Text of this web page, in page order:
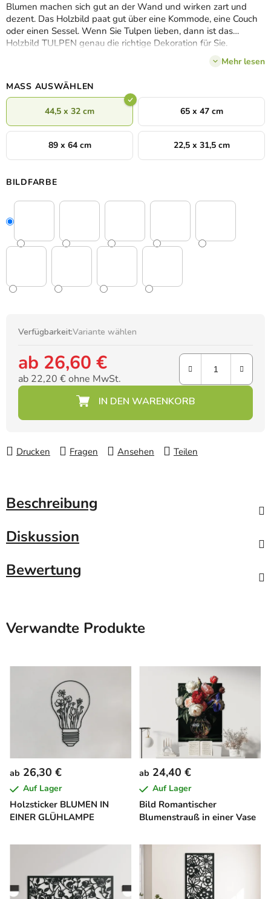
Blumen machen sich gut an der Wand und wirken zart und
dezent. Das Holzbild paat gut über eine Kommode, eine Couch
oder einen Sessel. Wenn Sie Tulpen lieben, dann ist das
Holzbild TULPEN genau die richtige Dekoration für Sie.
Verleihen Sie Ihrem Zuhause eine moderne und einzigartige
Mehr lesen
MASS AUSWÄHLEN
44,5 x 32 cm 65 x 47 cm
89 x 64 cm 22,5 x 31,5 cm
BILDFARBE
Verfügbarkeit:Variante wählen
ab 26,60 €
ab 22,20 €ohne MwSt.
Drucken Fragen Ansehen Teilen
Beschreibung
Diskussion
Bewertung
Verwandte Produkte
Holzsticker BLUMEN IN
EINER GLÜHLAMPE
ab 26,30 €
Auf Lager
Bild Romantischer
Blumenstrauß in einer Vase
ab 24,40 €
Auf Lager